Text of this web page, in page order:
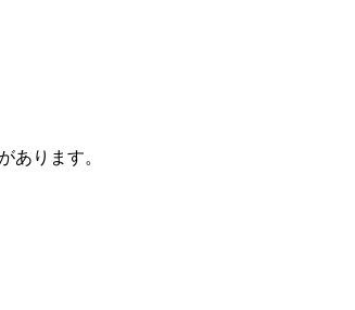
あります。